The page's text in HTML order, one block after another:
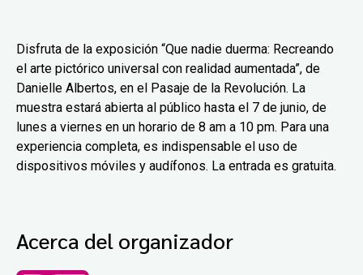
Disfruta de la exposición “Que nadie duerma: Recreando
el arte pictórico universal con realidad aumentada”, de
Danielle Albertos, en el Pasaje de la Revolución. La
muestra estará abierta al público hasta el 7 de junio, de
lunes a viernes en un horario de 8 am a 10 pm. Para una
experiencia completa, es indispensable el uso de
dispositivos móviles y audífonos. La entrada es gratuita.
Acerca del organizador